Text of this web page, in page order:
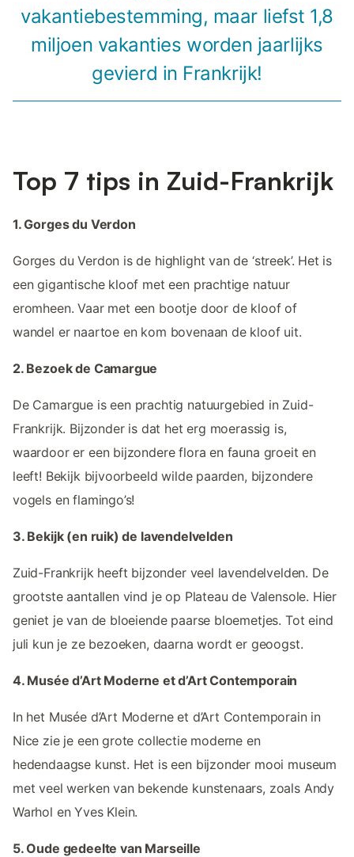
vakantiebestemming, maar liefst 1,8
miljoen vakanties worden jaarlijks
gevierd in Frankrijk!
Top 7 tips in Zuid-Frankrijk
1. Gorges du Verdon
Gorges du Verdon is de highlight van de ‘streek’. Het is
een gigantische kloof met een prachtige natuur
eromheen. Vaar met een bootje door de kloof of
wandel er naartoe en kom bovenaan de kloof uit.
2. Bezoek de Camargue
De Camargue is een prachtig natuurgebied in Zuid-
Frankrijk. Bijzonder is dat het erg moerassig is,
waardoor er een bijzondere flora en fauna groeit en
leeft! Bekijk bijvoorbeeld wilde paarden, bijzondere
vogels en flamingo’s!
3. Bekijk (en ruik) de lavendelvelden
Zuid-Frankrijk heeft bijzonder veel lavendelvelden. De
grootste aantallen vind je op Plateau de Valensole. Hier
geniet je van de bloeiende paarse bloemetjes. Tot eind
juli kun je ze bezoeken, daarna wordt er geoogst.
4. Musée d’Art Moderne et d’Art Contemporain
In het Musée d’Art Moderne et d’Art Contemporain in
Nice zie je een grote collectie moderne en
hedendaagse kunst. Het is een bijzonder mooi museum
met veel werken van bekende kunstenaars, zoals Andy
Warhol en Yves Klein.
5. Oude gedeelte van Marseille